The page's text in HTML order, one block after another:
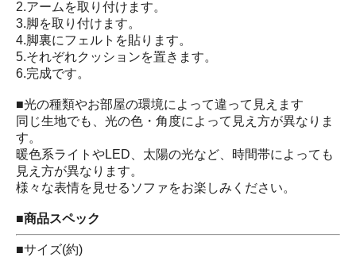
2.アームを取り付けます。
3.脚を取り付けます。
4.脚裏にフェルトを貼ります。
5.それぞれクッションを置きます。
6.完成です。
■光の種類やお部屋の環境によって違って見えます
同じ生地でも、光の色・角度によって見え方が異なりま
す。
暖色系ライトやLED、太陽の光など、時間帯によっても
見え方が異なります。
様々な表情を見せるソファをお楽しみください。
■商品スペック
■サイズ(約)